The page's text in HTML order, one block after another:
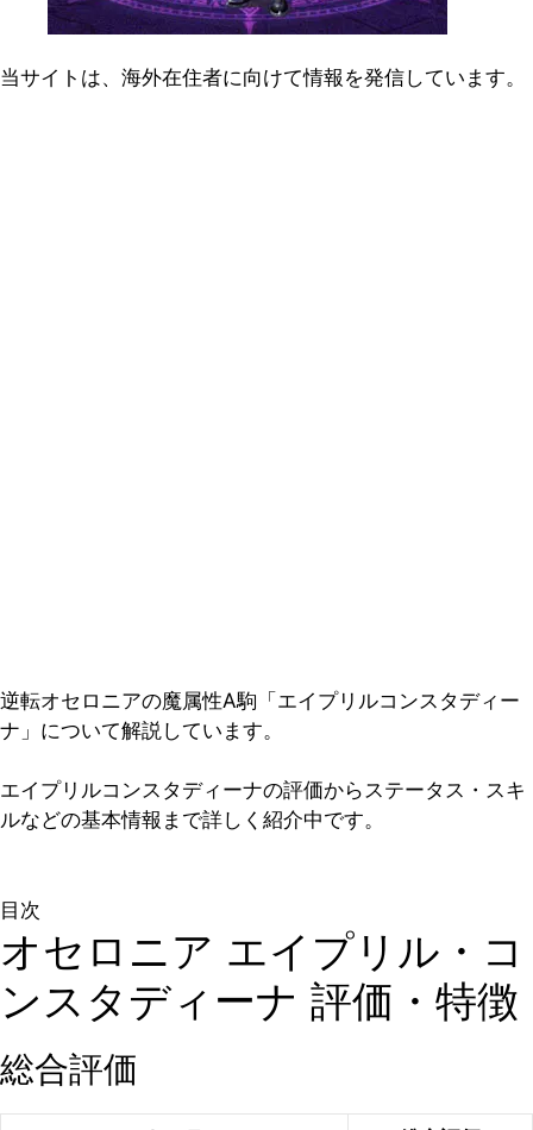
当サイトは、海外在住者に向けて情報を発信しています。
逆転オセロニアの魔属性A駒「エイプリルコンスタディー
ナ」について解説しています。
エイプリルコンスタディーナの評価からステータス・スキ
ルなどの基本情報まで詳しく紹介中です。
目次
オセロニア エイプリル・コ
ンスタディーナ 評価・特徴
総合評価